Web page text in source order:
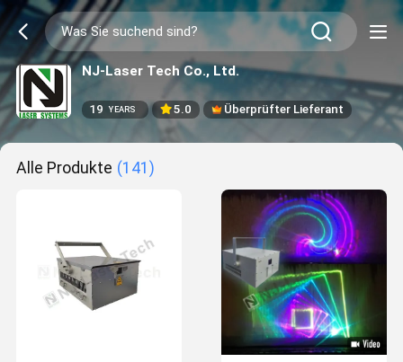
NJ-Laser Tech Co., Ltd.
19 YEARS 5.0 Überprüfter Lieferant
Alle Produkte (141)